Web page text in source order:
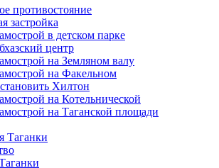
противостояние
застройка
в детском парке
центр
на Земляном валу
на Факельном
Хилтон
на Котельнической
на Таганской площади
Таганки